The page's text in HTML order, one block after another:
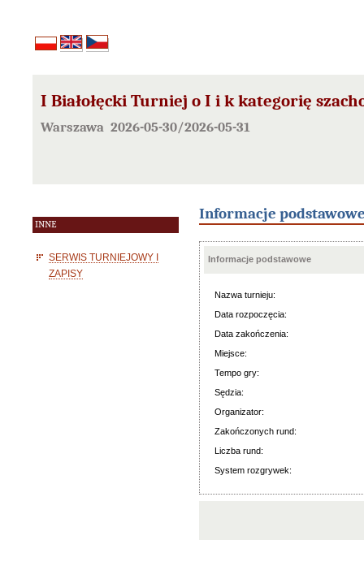
I Białołęcki Turniej o I i k kategorię
Warszawa 2026-05-30/2026-05-31
INNE
SERWIS TURNIEJOWY I
ZAPISY
Informacje
Informacje podstawowe
Nazwa turnieju:
Data rozpoczęcia:
Data zakończenia:
Miejsce:
Tempo gry:
Sędzia:
Organizator:
Zakończonych rund:
Liczba rund:
System rozgrywek: